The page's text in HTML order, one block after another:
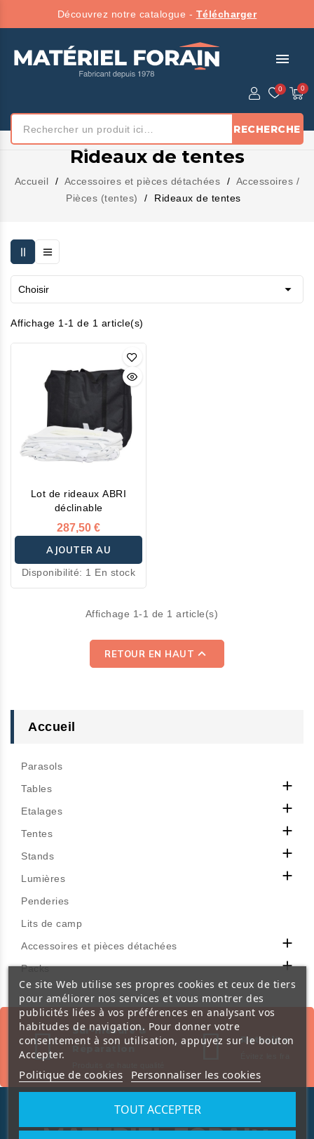
Découvrez notre catalogue - Télécharger
menu
RECHERCHE
Rideaux de tentes
Accueil Accessoires et pièces détachées
Accessoires /
Pièces (tentes)
Rideaux de tentes
Choisir 
Affichage 1-1 de 1 article(s)
Lot de rideaux ABRI
déclinable
287,50 €
AJOUTER AU
PANIER
Disponibilité: 1 En stock
Affichage 1-1 de 1 article(s)
RETOUR EN HAUT 
Accueil
Parasols
Tables

Etalages 
Tentes 
Stands 
Lumières 
Penderies
Lits de camp
Accessoires et pièces détachées

Packs 
Sur-mesure &
Retrait en
Ce site Web utilise ses propres cookies et ceux de tiers
pour améliorer nos services et vous montrer des
publicités liées à vos préférences en analysant vos
habitudes de navigation. Pour donner votre
consentement à son utilisation, appuyez sur le bouton
Accepter.
Politique de cookies Personnaliser les cookies
TOUT ACCEPTER